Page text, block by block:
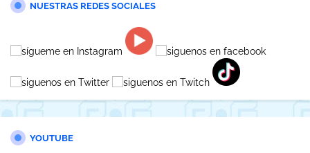
NUESTRAS REDES SOCIALES
YOUTUBE